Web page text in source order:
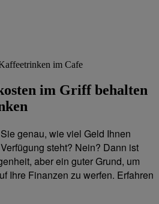
im Griff behalten
genau, wie viel Geld Ihnen
steht? Nein? Dann ist
aber ein guter Grund, um
Ihre Finanzen zu werfen. Erfahren